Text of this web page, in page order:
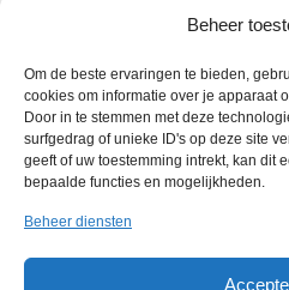
Beheer
Om de beste ervaringen te bieden,
cookies om informatie over je apparaat
Door in te stemmen met deze
surfgedrag of unieke ID's op deze site
geeft of uw toestemming intrekt, kan dit
bepaalde functies en mogelijkheden.
Beheer diensten
Werkgebied
Winkel in Hengelo · gratis haal- en
Haal- en brengservice